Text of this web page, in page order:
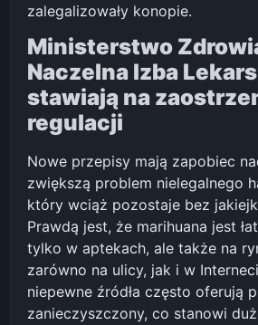
zalegalizowały konopie.
Ministerstwo
Naczelna Izba
stawiają na
regulacji
Nowe przepisy mają zapobiec
zwiększą problem nielegalnego
który wciąż pozostaje bez
Prawdą jest, że marihuana jest
tylko w aptekach, ale także na
zarówno na ulicy, jak i w
niepewne źródła często oferują
zanieczyszczony, co stanowi